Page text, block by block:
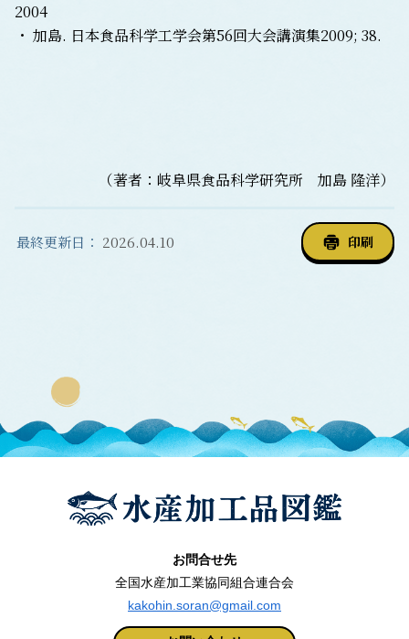
2004
・ 加島. 日本食品科学工学会第56回大会講演集2009; 38.
（著者：岐阜県食品科学研究所 加島 隆洋）
最終更新日： 2026.04.10 印刷
お問合せ先
全国水産加工業協同組合連合会
kakohin.soran@gmail.com